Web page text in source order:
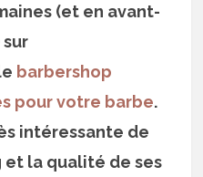
(et en avant-
barbershop
pour votre barbe.
intéressante de
la qualité de ses